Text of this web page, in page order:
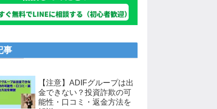
事
【注意】ADIFグループは出
金できない？投資詐欺の可
能性・口コミ・返金方法を